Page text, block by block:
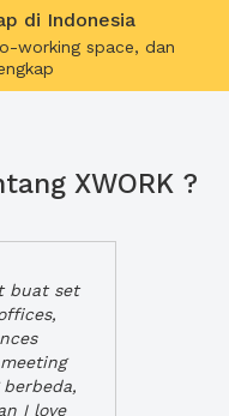
di Indonesia
working space, dan
XWORK ?
buat set
I love